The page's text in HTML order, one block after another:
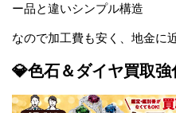
ー品と違いシンプル構造
なので加工費も安く、地金に
💎色石＆ダイヤ買取強